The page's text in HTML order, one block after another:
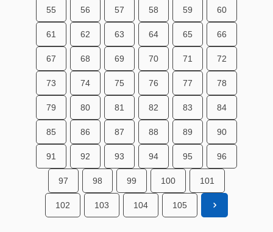
55 56 57 58 59 60
61 62 63 64 65 66
67 68 69 70 71 72
73 74 75 76 77 78
79 80 81 82 83 84
85 86 87 88 89 90
91 92 93 94 95 96
97 98 99 100 101
102 103 104 105